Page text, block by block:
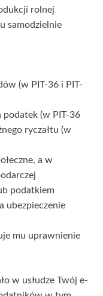
rolnej
samodzielnie
(w PIT-36 i PIT-
podatek (w PIT-36
ryczałtu (w
a w
podatkiem
ubezpieczenie
mu uprawnienie
w usłudze Twój e-